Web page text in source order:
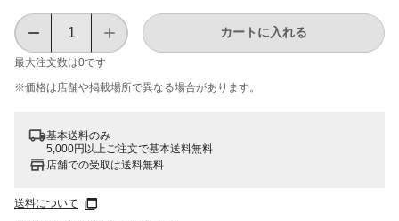
最大注文数は0です
カートに入れる
※価格は​店舗や​掲載場所で​異なる​場合が​あります。
基本送料のみ
5,000円以上ご注文で基本送料無料
店舗での受取は送料無料
送料について